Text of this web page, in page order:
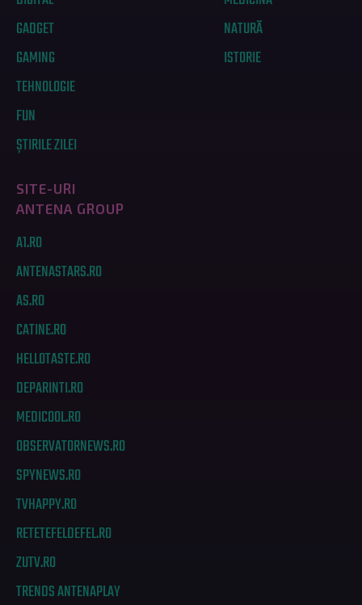
GADGET
GAMING
TEHNOLOGIE
FUN
ȘTIRILE ZILEI
NATURĂ
ISTORIE
SITE-URI
ANTENA GROUP
A1.RO
ANTENASTARS.RO
AS.RO
CATINE.RO
HELLOTASTE.RO
DEPARINTI.RO
MEDICOOL.RO
OBSERVATORNEWS.RO
SPYNEWS.RO
TVHAPPY.RO
RETETEFELDEFEL.RO
ZUTV.RO
TRENDS ANTENAPLAY